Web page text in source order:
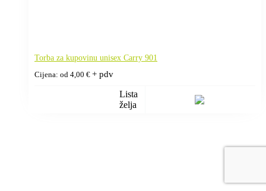
Torba za kupovinu unisex Carry 901
Cijena: od 4,00 € + pdv
Lista
želja